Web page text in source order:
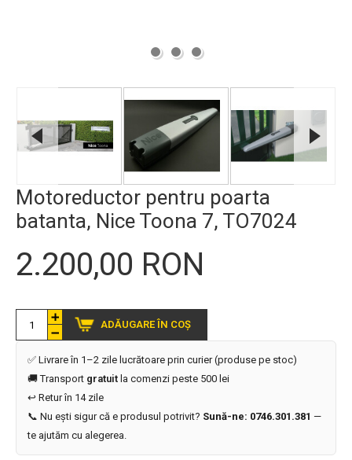
Motoreductor pentru poarta
batanta, Nice Toona 7, TO7024
2.200,00 RON
ADĂUGARE ÎN COȘ
✅ Livrare în 1–2 zile lucrătoare prin curier (produse pe stoc)
🚚 Transport gratuit la comenzi peste 500 lei
↩️ Retur în 14 zile
📞 Nu ești sigur că e produsul potrivit? Sună-ne: 0746.301.381 —
te ajutăm cu alegerea.